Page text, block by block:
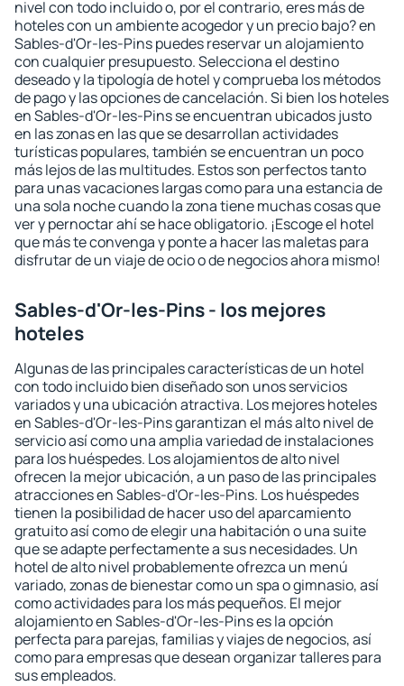
nivel con todo incluido o, por el contrario, eres más de
hoteles con un ambiente acogedor y un precio bajo? en
Sables-d'Or-les-Pins puedes reservar un alojamiento
con cualquier presupuesto. Selecciona el destino
deseado y la tipología de hotel y comprueba los métodos
de pago y las opciones de cancelación. Si bien los hoteles
en Sables-d'Or-les-Pins se encuentran ubicados justo
en las zonas en las que se desarrollan actividades
turísticas populares, también se encuentran un poco
más lejos de las multitudes. Estos son perfectos tanto
para unas vacaciones largas como para una estancia de
una sola noche cuando la zona tiene muchas cosas que
ver y pernoctar ahí se hace obligatorio. ¡Escoge el hotel
que más te convenga y ponte a hacer las maletas para
disfrutar de un viaje de ocio o de negocios ahora mismo!
Sables-d'Or-les-Pins - los mejores
hoteles
Algunas de las principales características de un hotel
con todo incluido bien diseñado son unos servicios
variados y una ubicación atractiva. Los mejores hoteles
en Sables-d'Or-les-Pins garantizan el más alto nivel de
servicio así como una amplia variedad de instalaciones
para los huéspedes. Los alojamientos de alto nivel
ofrecen la mejor ubicación, a un paso de las principales
atracciones en Sables-d'Or-les-Pins. Los huéspedes
tienen la posibilidad de hacer uso del aparcamiento
gratuito así como de elegir una habitación o una suite
que se adapte perfectamente a sus necesidades. Un
hotel de alto nivel probablemente ofrezca un menú
variado, zonas de bienestar como un spa o gimnasio, así
como actividades para los más pequeños. El mejor
alojamiento en Sables-d'Or-les-Pins es la opción
perfecta para parejas, familias y viajes de negocios, así
como para empresas que desean organizar talleres para
sus empleados.